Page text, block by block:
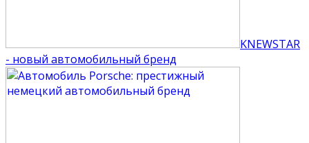
KNEWSTAR
- новый автомобильный бренд